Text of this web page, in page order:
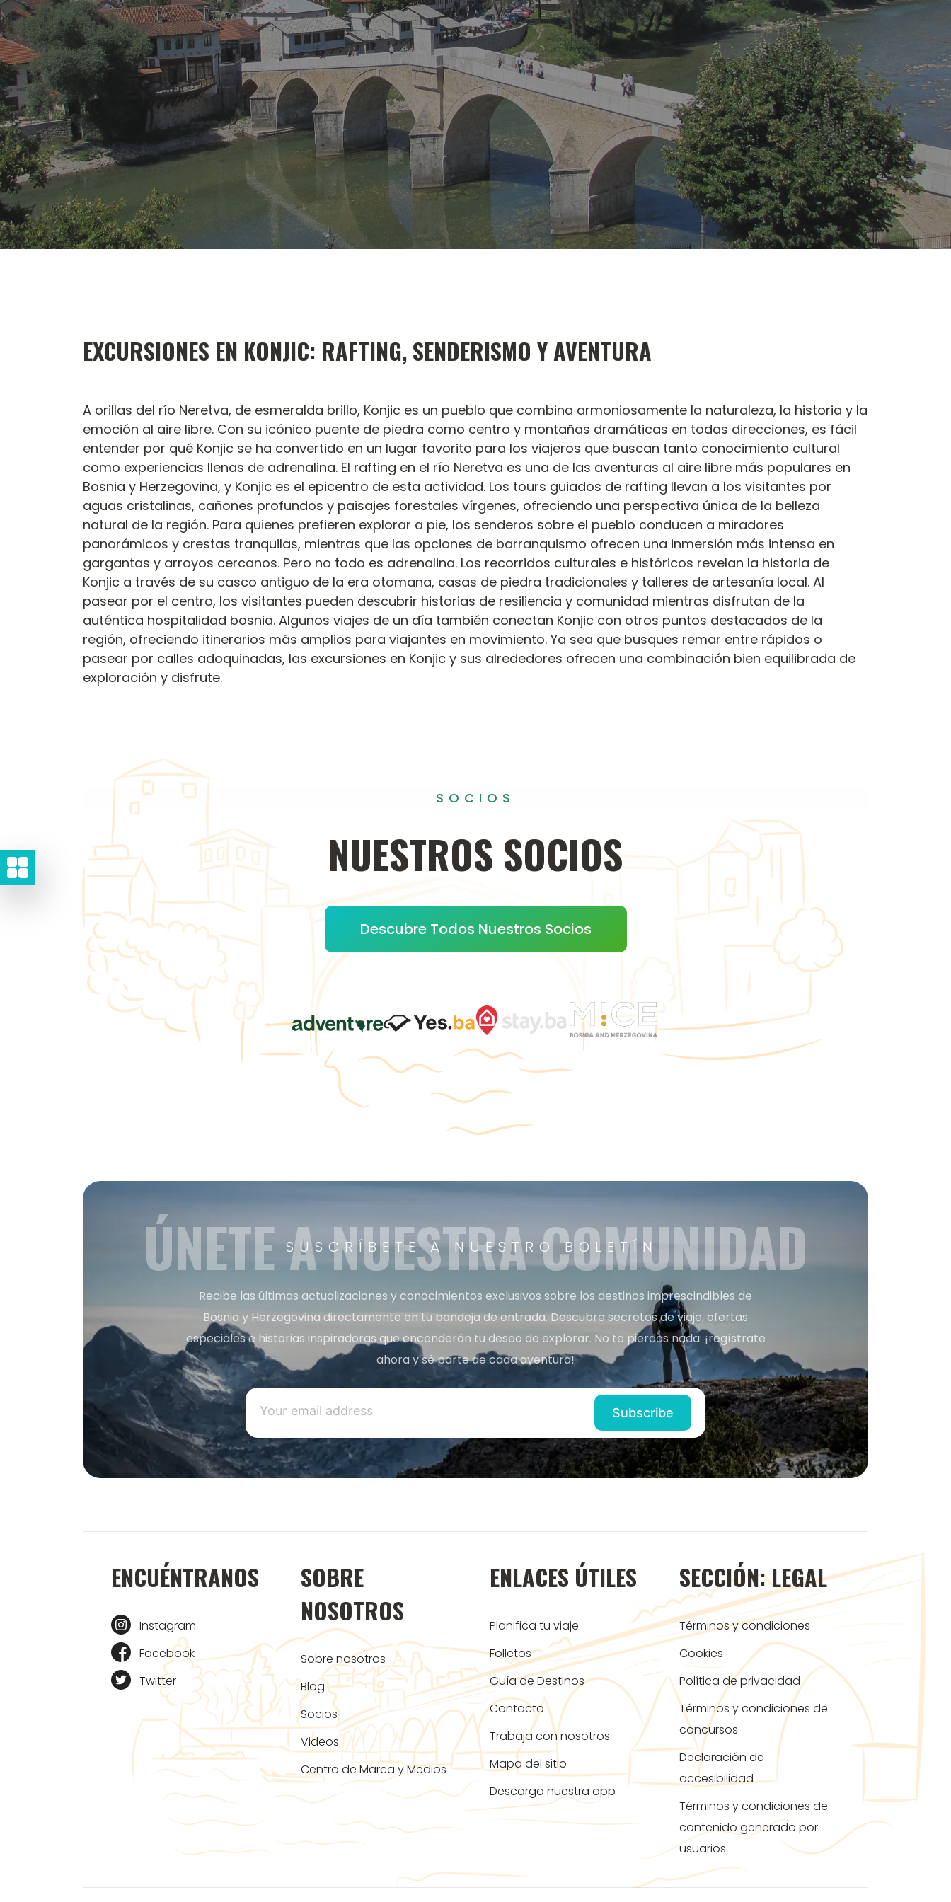
EXCURSIONES EN KONJIC: RAFTING, SENDERISMO Y AVENTURA
A orillas del río Neretva, de esmeralda brillo, Konjic es un pueblo que combina armoniosamente la naturaleza, la historia y la
emoción al aire libre. Con su icónico puente de piedra como centro y montañas dramáticas en todas direcciones, es fácil
entender por qué Konjic se ha convertido en un lugar favorito para los viajeros que buscan tanto conocimiento cultural
como experiencias llenas de adrenalina. El rafting en el río Neretva es una de las aventuras al aire libre más populares en
Bosnia y Herzegovina, y Konjic es el epicentro de esta actividad. Los tours guiados de rafting llevan a los visitantes por
aguas cristalinas, cañones profundos y paisajes forestales vírgenes, ofreciendo una perspectiva única de la belleza
natural de la región. Para quienes prefieren explorar a pie, los senderos sobre el pueblo conducen a miradores
panorámicos y crestas tranquilas, mientras que las opciones de barranquismo ofrecen una inmersión más intensa en
gargantas y arroyos cercanos. Pero no todo es adrenalina. Los recorridos culturales e históricos revelan la historia de
Konjic a través de su casco antiguo de la era otomana, casas de piedra tradicionales y talleres de artesanía local. Al
pasear por el centro, los visitantes pueden descubrir historias de resiliencia y comunidad mientras disfrutan de la
auténtica hospitalidad bosnia. Algunos viajes de un día también conectan Konjic con otros puntos destacados de la
región, ofreciendo itinerarios más amplios para viajantes en movimiento. Ya sea que busques remar entre rápidos o
pasear por calles adoquinadas, las excursiones en Konjic y sus alrededores ofrecen una combinación bien equilibrada de
exploración y disfrute.
SOCIOS
NUESTROS SOCIOS
Descubre Todos Nuestros Socios
SUSCRÍBETE A NUESTRO BOLETÍN.
ÚNETE A NUESTRA COMUNIDAD
Recibe las últimas actualizaciones y conocimientos exclusivos sobre los destinos imprescindibles de
Bosnia y Herzegovina directamente en tu bandeja de entrada. Descubre secretos de viaje, ofertas
especiales e historias inspiradoras que encenderán tu deseo de explorar. No te pierdas nada: ¡regístrate
ahora y sé parte de cada aventura!
ENCUÉNTRANOS
Instagram
Facebook
Twitter
SOBRE
NOSOTROS
Sobre nosotros
Blog
Socios
Videos
Centro de Marca y Medios
ENLACES ÚTILES
Planifica tu viaje
Folletos
Guía de Destinos
Contacto
Trabaja con nosotros
Mapa del sitio
Descarga nuestra app
SECCIÓN: LEGAL
Términos y condiciones
Cookies
Política de privacidad
Términos y condiciones de
concursos
Declaración de
accesibilidad
Términos y condiciones de
contenido generado por
usuarios